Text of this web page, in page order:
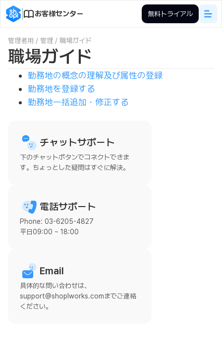
お客様センター 無料トライアル
管理者用 / 管理 / 職場ガイド
職場ガイド
勤務地の概念の理解及び属性の登録
勤務地を登録する
勤務地一括追加・修正する
チャットサポート
下のチャットボタンでコネクトできま
す。ちょっとした疑問はすぐに解決。
電話サポート
Phone: 03-6205-4827
平日09:00 ~ 18:00
Email
具体的な問い合わせは、
support@shoplworks.comまでご連絡
ください。